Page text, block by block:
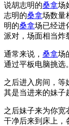
说胡志明的桑拿场
志明的桑拿场数量
明的桑拿场已经进
派对，场面相当炸
通常来说， 桑拿场
通过平板电脑挑选。
之后进入房间，等
其是当进来的妹子
之后妹子来为你宽
干净后来到床上，